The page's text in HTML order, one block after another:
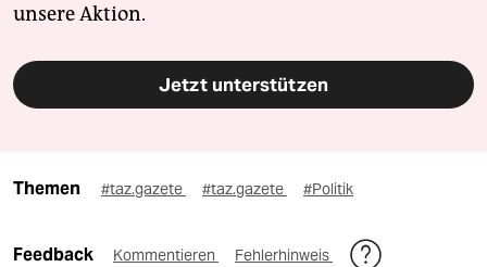
unsere Aktion.
Jetzt unterstützen
Themen #taz.gazete #taz.gazete #Politik
Feedback Kommentieren Fehlerhinweis